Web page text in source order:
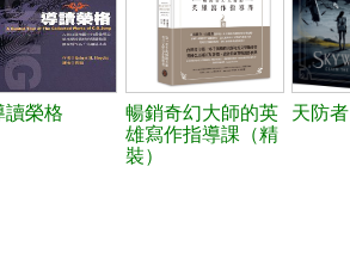
讀榮格
暢銷奇幻大師的英
雄寫作指導課（精
裝）
天防者